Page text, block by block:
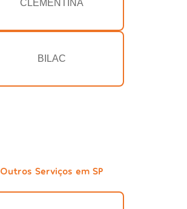
CLEMENTINA
BILAC
Outros Serviços em SP